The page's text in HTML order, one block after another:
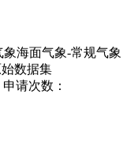
海面气象-常规气象
数据集
申请次数：